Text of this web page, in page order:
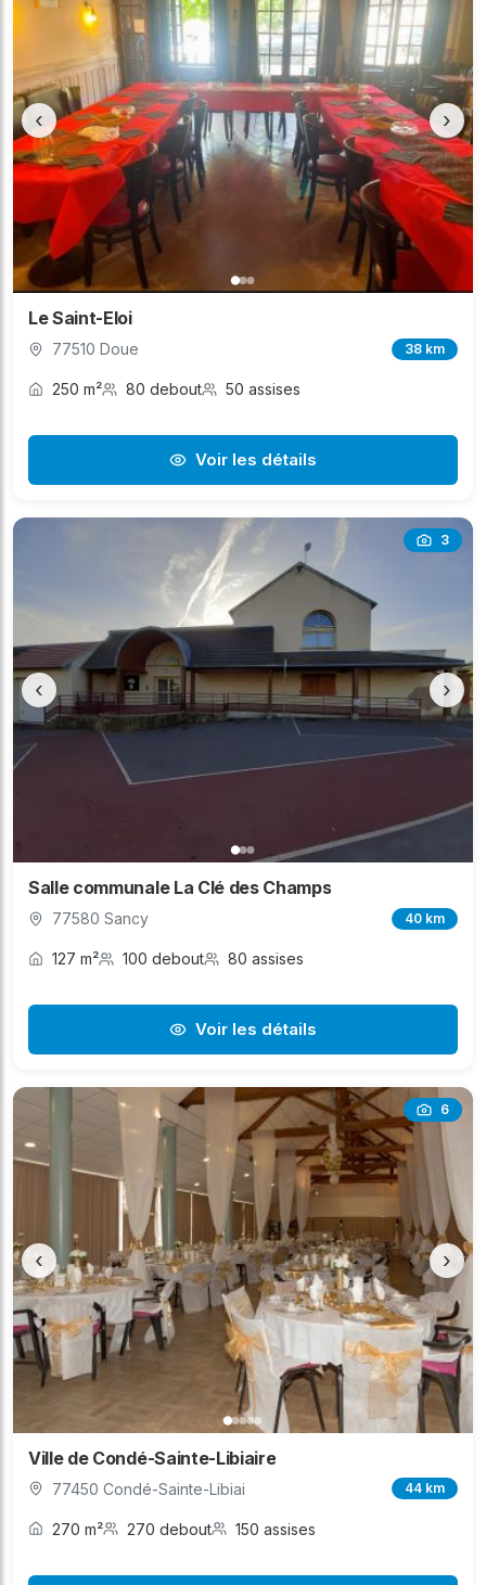
‹ ›
Le Saint-Eloi
77510 Doue 38 km
250 m² 80 debout 50 assises
Voir les détails
3
‹ ›
Salle communale La Clé des Champs
77580 Sancy 40 km
127 m² 100 debout 80 assises
Voir les détails
6
‹ ›
Ville de Condé-Sainte-Libiaire
77450 Condé-Sainte-Libiai 44 km
270 m² 270 debout 150 assises